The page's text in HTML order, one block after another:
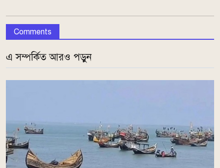
Comments
এ সম্পর্কিত আরও পড়ুন